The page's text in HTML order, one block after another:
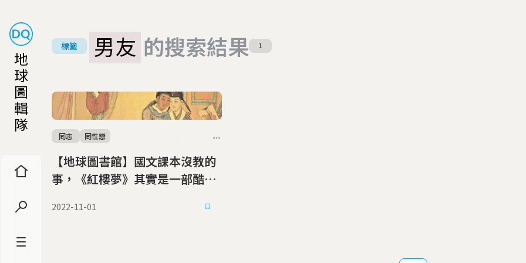
地
球
圖
輯
隊
標籤 男友 的搜索結果 1
【地球圖書館】國文課本沒教的
事，《紅樓夢》其實是一部酷兒
同志 同性戀
2022-11-01